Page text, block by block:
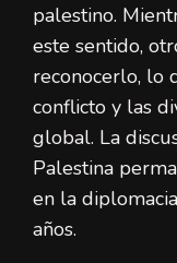
palestino.
este sentido,
reconocerlo, lo
conflicto y las
global. La
Palestina
en la
años.